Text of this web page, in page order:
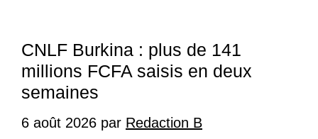
CNLF Burkina : plus de 141
millions FCFA saisis en deux
semaines
6 août 2026 par Redaction B